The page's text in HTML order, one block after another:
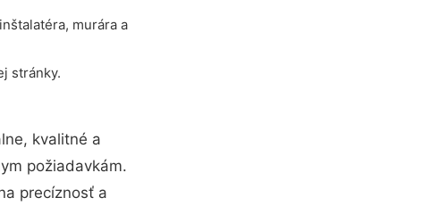
murára a
stránky.
kvalitné a
požiadavkám.
precíznosť a